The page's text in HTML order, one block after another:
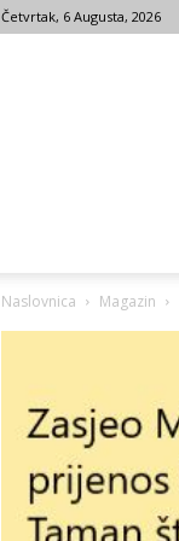
Četvrtak, 6 Augusta, 2026
Naslovnica Magazin